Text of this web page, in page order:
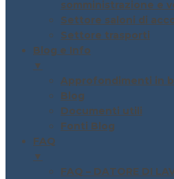
somministrazione e
Settore saloni di
Settore trasporti
Blog e Info
▼
Approfondimenti in
Blog
Documenti utili
Fonti Blog
FAQ
▼
FAQ – DATORE DI